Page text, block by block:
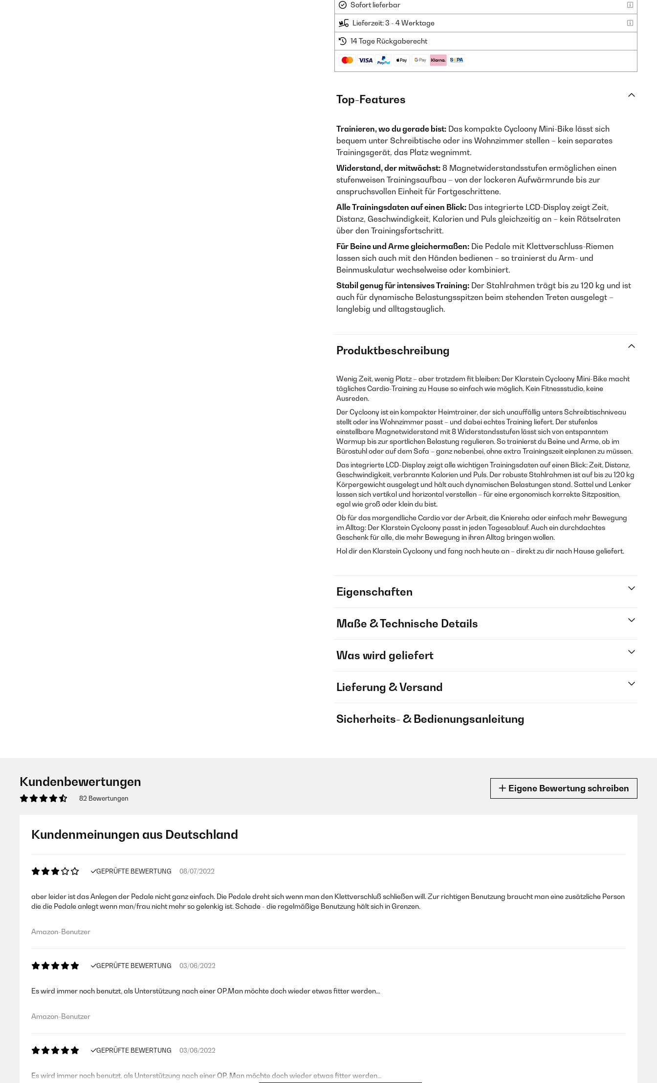
Sofort lieferbar
Lieferzeit: 3 - 4 Werktage
14 Tage Rückgaberecht
Top-Features
Trainieren, wo du gerade bist: Das kompakte Cycloony Mini-Bike lässt sich
bequem unter Schreibtische oder ins Wohnzimmer stellen – kein separates
Trainingsgerät, das Platz wegnimmt.
Widerstand, der mitwächst: 8 Magnetwiderstandsstufen ermöglichen einen
stufenweisen Trainingsaufbau – von der lockeren Aufwärmrunde bis zur
anspruchsvollen Einheit für Fortgeschrittene.
Alle Trainingsdaten auf einen Blick: Das integrierte LCD-Display zeigt Zeit,
Distanz, Geschwindigkeit, Kalorien und Puls gleichzeitig an – kein Rätselraten
über den Trainingsfortschritt.
Für Beine und Arme gleichermaßen: Die Pedale mit Klettverschluss-Riemen
lassen sich auch mit den Händen bedienen – so trainierst du Arm- und
Beinmuskulatur wechselweise oder kombiniert.
Stabil genug für intensives Training: Der Stahlrahmen trägt bis zu 120 kg und ist
auch für dynamische Belastungsspitzen beim stehenden Treten ausgelegt –
langlebig und alltagstauglich.
Produktbeschreibung
Wenig Zeit, wenig Platz – aber trotzdem fit bleiben: Der Klarstein Cycloony Mini-Bike macht
tägliches Cardio-Training zu Hause so einfach wie möglich. Kein Fitnessstudio, keine
Ausreden.
Der Cycloony ist ein kompakter Heimtrainer, der sich unauffällig unters Schreibtischniveau
stellt oder ins Wohnzimmer passt – und dabei echtes Training liefert. Der stufenlos
einstellbare Magnetwiderstand mit 8 Widerstandsstufen lässt sich von entspanntem
Warmup bis zur sportlichen Belastung regulieren. So trainierst du Beine und Arme, ob im
Bürostuhl oder auf dem Sofa – ganz nebenbei, ohne extra Trainingszeit einplanen zu müssen.
Das integrierte LCD-Display zeigt alle wichtigen Trainingsdaten auf einen Blick: Zeit, Distanz,
Geschwindigkeit, verbrannte Kalorien und Puls. Der robuste Stahlrahmen ist auf bis zu 120 kg
Körpergewicht ausgelegt und hält auch dynamischen Belastungen stand. Sattel und Lenker
lassen sich vertikal und horizontal verstellen – für eine ergonomisch korrekte Sitzposition,
egal wie groß oder klein du bist.
Ob für das morgendliche Cardio vor der Arbeit, die Kniereha oder einfach mehr Bewegung
im Alltag: Der Klarstein Cycloony passt in jeden Tagesablauf. Auch ein durchdachtes
Geschenk für alle, die mehr Bewegung in ihren Alltag bringen wollen.
Hol dir den Klarstein Cycloony und fang noch heute an – direkt zu dir nach Hause geliefert.
Eigenschaften
Maße & Technische Details
Was wird geliefert
Lieferung & Versand
Sicherheits- & Bedienungsanleitung
Kundenbewertungen
82 Bewertungen
Eigene Bewertung schreiben
Kundenmeinungen aus Deutschland
GEPRÜFTE BEWERTUNG 08/07/2022
aber leider ist das Anlegen der Pedale nicht ganz einfach. Die Pedale dreht sich wenn man den Klettverschluß schließen will. Zur richtigen Benutzung braucht man eine zusätzliche Person
die die Pedale anlegt wenn man/frau nicht mehr so gelenkig ist. Schade - die regelmäßige Benutzung hält sich in Grenzen.
Amazon-Benutzer
GEPRÜFTE BEWERTUNG 03/06/2022
Es wird immer noch benutzt, als Unterstützung nach einer ️OP.Man möchte doch wieder etwas fitter werden…
Amazon-Benutzer
GEPRÜFTE BEWERTUNG 03/06/2022
Es wird immer noch benutzt, als Unterstützung nach einer ️OP. Man möchte doch wieder etwas fitter werden…